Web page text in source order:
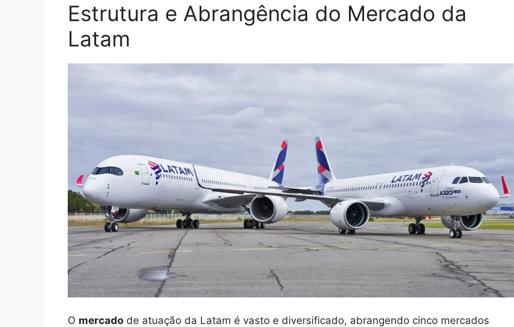
Estrutura e Abrangência do Mercado da
Latam
O mercado de atuação da Latam é vasto e diversificado, abrangendo cinco mercados